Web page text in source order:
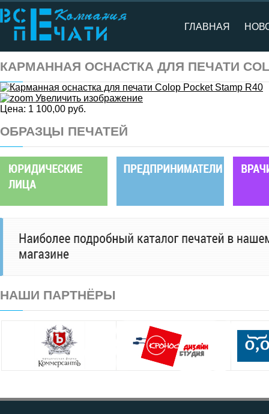
ГЛАВНАЯ
КАРМАННАЯ ОСНАСТКА ДЛЯ ПЕЧАТИ
Увеличить изображение
Цена: 1 100,00 руб.
ОБРАЗЦЫ ПЕЧАТЕЙ
НАШИ ПАРТНЁРЫ